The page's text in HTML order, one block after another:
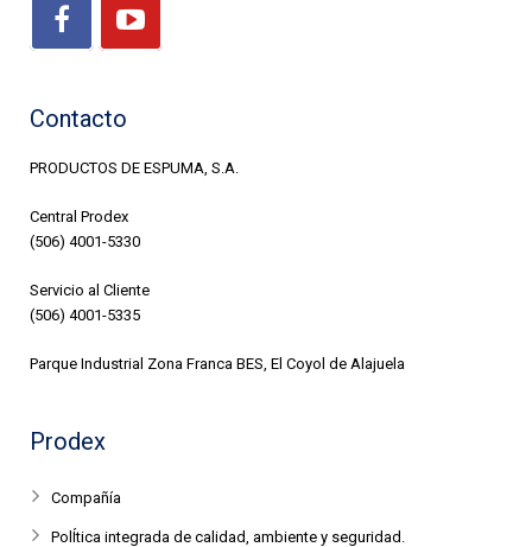
Contacto
PRODUCTOS DE ESPUMA, S.A.
Central Prodex
(506) 4001-5330
Servicio al Cliente
(506) 4001-5335
Parque Industrial Zona Franca BES, El Coyol de Alajuela
Prodex
Compañía
PolÍtica integrada de calidad, ambiente y seguridad.